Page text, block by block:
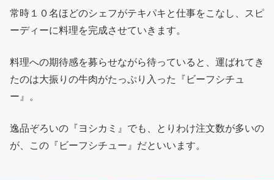
常時１０名ほどのシェフがテキパキと仕事をこなし、スピ
ーディーに料理を完成させていきます。
料理への期待感を募らせながら待っていると、運ばれてき
たのは大振りの牛肉がたっぷり入った『ビーフシチュ
ー』。
逸品ぞろいの『ヨシカミ』でも、とりわけ注文数が多いの
が、この『ビーフシチュー』だといいます。